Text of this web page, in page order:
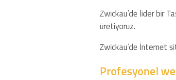
Zwickau’de lider bir
üretiyoruz.
Zwickau’de İnternet
Profesyonel